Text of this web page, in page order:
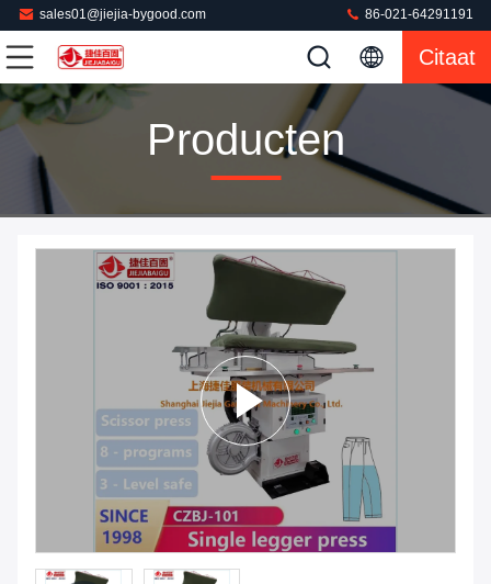
sales01@jiejia-bygood.com 86-021-64291191
Citaat
Producten